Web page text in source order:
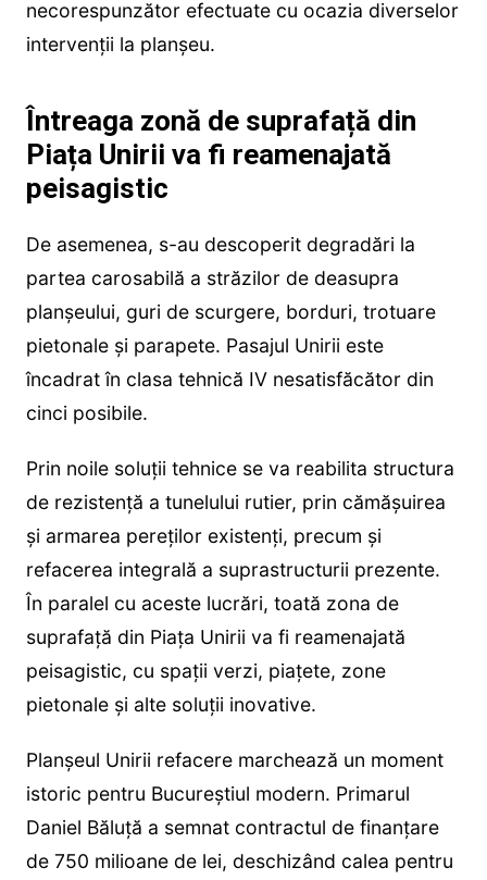
necorespunzător efectuate cu ocazia diverselor
intervenții la planșeu.
Întreaga zonă de suprafață din
Piața Unirii va fi reamenajată
peisagistic
De asemenea, s-au descoperit degradări la
partea carosabilă a străzilor de deasupra
planşeului, guri de scurgere, borduri, trotuare
pietonale și parapete. Pasajul Unirii este
încadrat în clasa tehnică IV nesatisfăcător din
cinci posibile.
Prin noile soluții tehnice se va reabilita structura
de rezistență a tunelului rutier, prin cămășuirea
și armarea pereților existenți, precum și
refacerea integrală a suprastructurii prezente.
În paralel cu aceste lucrări, toată zona de
suprafață din Piața Unirii va fi reamenajată
peisagistic, cu spații verzi, piațete, zone
pietonale și alte soluții inovative.
Planșeul Unirii refacere marchează un moment
istoric pentru Bucureștiul modern. Primarul
Daniel Băluță a semnat contractul de finanțare
de 750 milioane de lei, deschizând calea pentru